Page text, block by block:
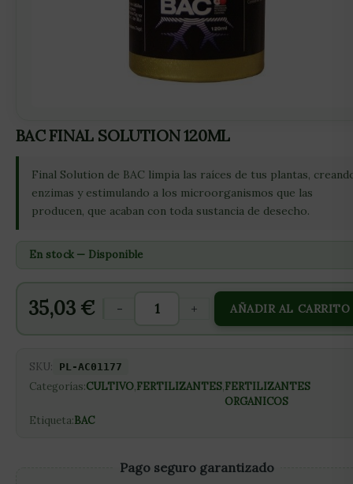
BAC FINAL SOLUTION 120ML
Final Solution de BAC limpia las raíces de tus plantas,
enzimas y estimulando a los microorganismos que las
producen, que acaban con toda sustancia de desecho.
En stock — Disponible
35,03 € - + AÑADIR AL CARRITO
SKU: PL-AC01177
Categorías:CULTIVO,FERTILIZANTES,FERTILIZANTES
ORGANICOS
Etiqueta:BAC
Pago seguro garantizado